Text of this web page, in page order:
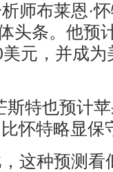
师布莱恩·
头条。他预
元，并成为
斯特也预计
怀特略显保
这种预测看